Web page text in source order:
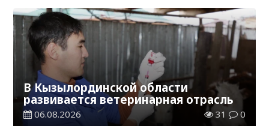
В Кызылординской области
развивается ветеринарная отрасль
06.08.2026 31 0